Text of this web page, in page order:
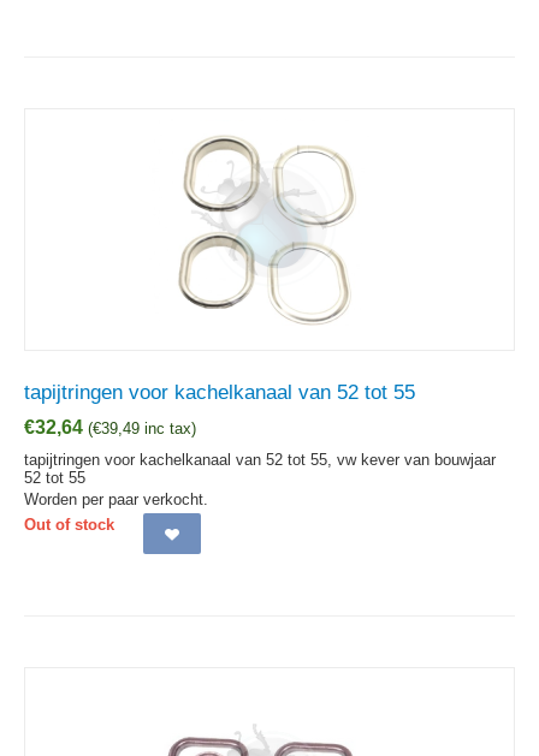
tapijtringen voor kachelkanaal van 52 tot 55
€32,64 (€39,49 inc tax)
tapijtringen voor kachelkanaal van 52 tot 55, vw kever van bouwjaar
52 tot 55
Worden per paar verkocht.
Out of stock